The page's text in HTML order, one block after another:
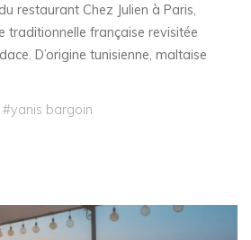
restaurant Chez Julien à Paris,
traditionnelle française revisitée
D’origine tunisienne, maltaise
#yanis bargoin